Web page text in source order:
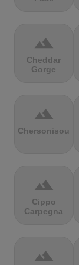
terrain
Cheddar
Gorge
terrain
Chersonisou
terrain
Cippo
Carpegna
terrain